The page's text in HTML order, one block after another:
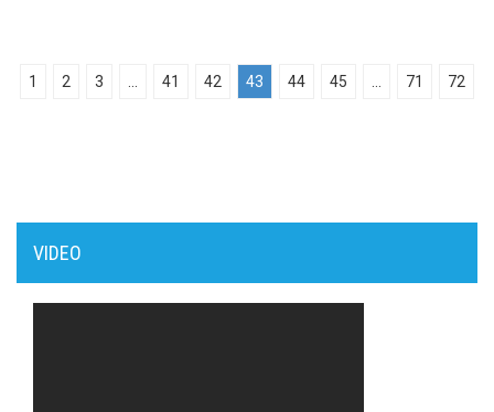
1 2 3 ... 41 42 43 44 45 ... 71 72
VIDEO